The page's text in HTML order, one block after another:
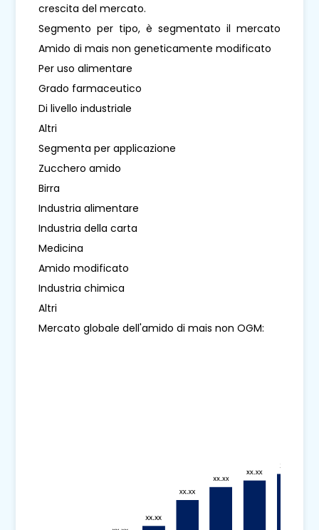
crescita del mercato.
Segmento per tipo, è segmentato il mercato
Amido di mais non geneticamente modificato
Per uso alimentare
Grado farmaceutico
Di livello industriale
Altri
Segmenta per applicazione
Zucchero amido
Birra
Industria alimentare
Industria della carta
Medicina
Amido modificato
Industria chimica
Altri
Mercato globale dell'amido di mais non OGM: